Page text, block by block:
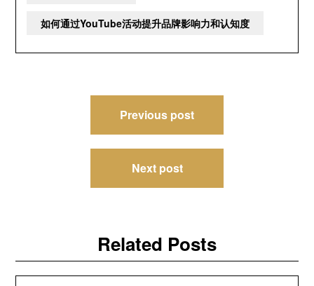
如何通过YouTube活动提升品牌影响力和认知度
navigation
Previous post
Next post
Related Posts